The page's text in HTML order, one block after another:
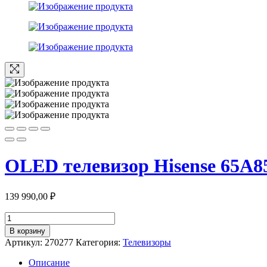
OLED телевизор Hisense
139 990,00 ₽
Количество
товара
OLED
телевизор
Hisense
В корзину
Артикул: 270277 Категория: Телевизоры
Описание